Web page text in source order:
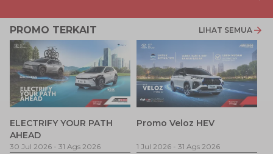
PROMO TERKAIT LIHAT SEMUA
ELECTRIFY YOUR PATH
AHEAD
30 Jul 2026 - 31 Ags 2026
Promo Veloz HEV
1 Jul 2026 - 31 Ags 2026